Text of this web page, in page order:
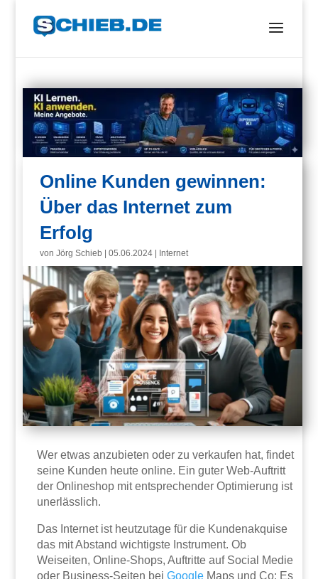
Online Kunden gewinnen:
Über das Internet zum
Erfolg
vonJörg Schieb |05.06.2024 Internet
Wer etwas anzubieten oder zu verkaufen hat, findet
seine Kunden heute online. Ein guter Web-Auftritt
der Onlineshop mit entsprechender Optimierung ist
unerlässlich.
Das Internet ist heutzutage für die Kundenakquise
das mit Abstand wichtigste Instrument. Ob
Weiseiten, Online-Shops, Auftritte auf Social Medie
oder Business-Seiten beiGoogle Maps und Co: Es